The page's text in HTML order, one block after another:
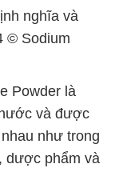
nghĩa và
© Sodium
Powder là
và được
như trong
dược phẩm và